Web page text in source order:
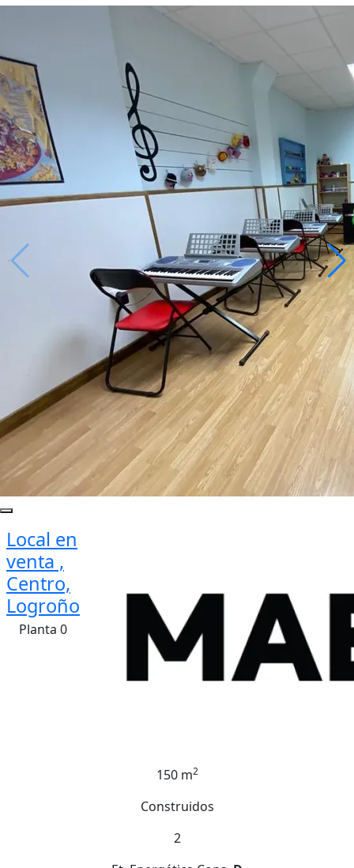
Local en
venta ,
Centro,
Logroño
Planta 0
150 m2
Construidos
2